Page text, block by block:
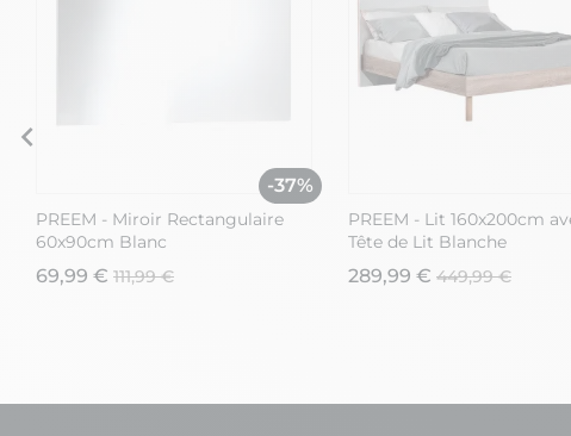
-37%
PREEM - Miroir Rectangulaire
60x90cm Blanc
69,99 € 111,99 €
PREEM - Lit 160x200cm
Tête de Lit Blanche
289,99 € 449,99 €